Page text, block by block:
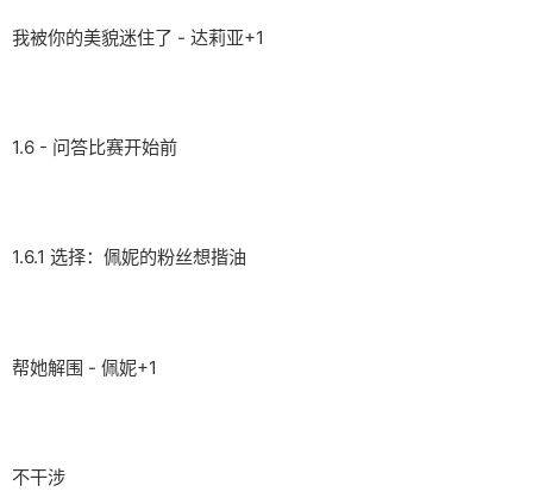
我被你的美貌迷住了 - 达莉亚+1
1.6 - 问答比赛开始前
1.6.1 选择：佩妮的粉丝想揩油
帮她解围 - 佩妮+1
不干涉